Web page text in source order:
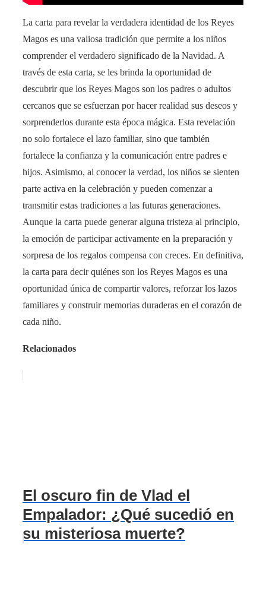
La carta para revelar la verdadera identidad de los Reyes
Magos es una valiosa tradición que permite a los niños
comprender el verdadero significado de la Navidad. A
través de esta carta, se les brinda la oportunidad de
descubrir que los Reyes Magos son los padres o adultos
cercanos que se esfuerzan por hacer realidad sus deseos y
sorprenderlos durante esta época mágica. Esta revelación
no solo fortalece el lazo familiar, sino que también
fortalece la confianza y la comunicación entre padres e
hijos. Asimismo, al conocer la verdad, los niños se sienten
parte activa en la celebración y pueden comenzar a
transmitir estas tradiciones a las futuras generaciones.
Aunque la carta puede generar alguna tristeza al principio,
la emoción de participar activamente en la preparación y
sorpresa de los regalos compensa con creces. En definitiva,
la carta para decir quiénes son los Reyes Magos es una
oportunidad única de compartir valores, reforzar los lazos
familiares y construir memorias duraderas en el corazón de
cada niño.
Relacionados
El oscuro fin de Vlad el
Empalador: ¿Qué sucedió en
su misteriosa muerte?